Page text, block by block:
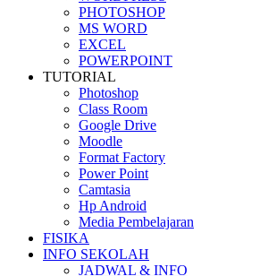
PHOTOSHOP
MS WORD
EXCEL
POWERPOINT
TUTORIAL
Photoshop
Class Room
Google Drive
Moodle
Format Factory
Power Point
Camtasia
Hp Android
Media Pembelajaran
FISIKA
INFO SEKOLAH
JADWAL & INFO